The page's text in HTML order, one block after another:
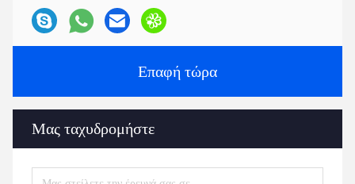
Επαφή τώρα
Μας ταχυδρομήστε